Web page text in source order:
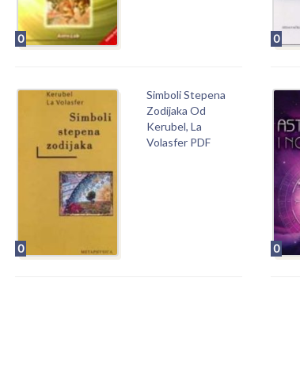
0 0
0
Simboli Stepena
Zodijaka Od
Kerubel, La
Volasfer PDF
0